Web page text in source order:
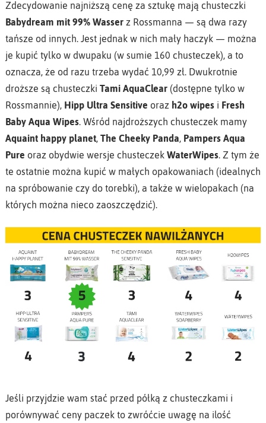
Zdecydowanie najniższą cenę za sztukę mają chusteczki
Babydream mit 99% Wasserz Rossmanna — są dwa razy
tańsze od innych. Jest jednak w nich mały haczyk — można
je kupić tylko w dwupaku (w sumie 160 chusteczek), a to
oznacza, że od razu trzeba wydać 10,99 zł. Dwukrotnie
droższe są chusteczki Tami AquaClear(dostępne tylko w
Rossmannie), Hipp Ultra Sensitive oraz h2o wipesi Fresh
Baby Aqua Wipes. Wśród najdroższych chusteczek mamy
Aquaint happy planet, The Cheeky Panda, Pampers Aqua
Pure oraz obydwie wersje chusteczek WaterWipes. Z tym że
te ostatnie można kupić w małych opakowaniach (idealnych
na spróbowanie czy do torebki), a także w wielopakach (na
których można nieco zaoszczędzić).
Jeśli przyjdzie wam stać przed półką z chusteczkami i
porównywać ceny paczek to zwróćcie uwagę na ilość